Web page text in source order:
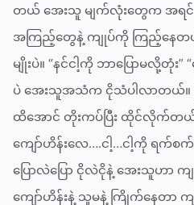
တယ် အေးသူ မျက်လုံးတွေက အရ
အကြည့်တွေနဲ့ ကျုပ်ကို ကြည့်နေတယ်
မျိုးပဲ။ “နင်ငါ့ကို ဘာပြောမလို့တုံး” “
ပဲ အေးသူအသံက ငိုသံပါလာတယ်။
ထိအောင် တိုးကပ်ပြီး ထိုင်လိုက်တယ်
ကျော်ဟိန်းလေ….ငါ့…ငါ့ကို ရက်
ပြောလဲပြော ငိုလဲငိုနဲ့ အေးသူဟာ
ကျော်ဟိန်းနဲ့ သူမနဲ့ ကြိုက်နေတာ